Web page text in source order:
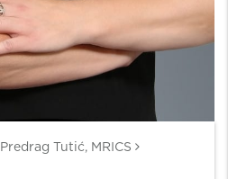
Predrag Tutić, MRICS